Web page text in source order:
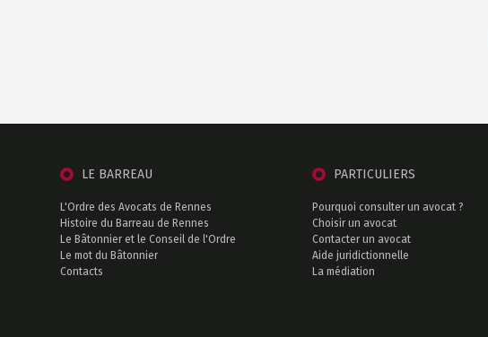
LE BARREAU
L'Ordre des Avocats de Rennes
Histoire du Barreau de Rennes
Le Bâtonnier et le Conseil de l'Ordre
Le mot du Bâtonnier
Contacts
PARTICULIERS
Pourquoi consulter un avocat ?
Choisir un avocat
Contacter un avocat
Aide juridictionnelle
La médiation
des Cookies !
sont déposés sur votre ordinateur, votre mobile ou
de détecter d'éventuels problèmes et d'y remédier. Nous vous
laissons la possibilité de paramétrer votre consentement aux
différentes typologies de cookies.
Lire la politique de confidentialité